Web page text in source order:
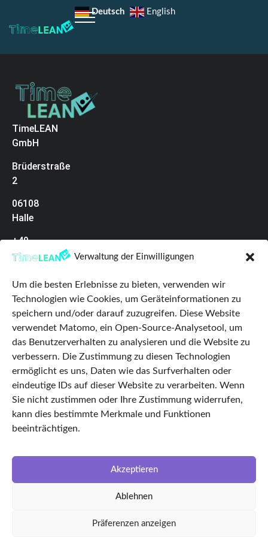
Verwaltung der Einwilligungen
Um die besten Erlebnisse zu bieten, verwenden wir
Technologien wie Cookies, um Geräteinformationen zu
speichern und/oder darauf zuzugreifen. Diese Website
verwendet Matomo, ein Open-Source-Analysetool, um
das Benutzerverhalten zu analysieren und die Website zu
verbessern. Die Zustimmung zu diesen Technologien
ermöglicht es uns, Daten wie das Surfverhalten oder
eindeutige IDs auf dieser Website zu verarbeiten. Wenn
Sie nicht zustimmen oder Ihre Zustimmung widerrufen,
kann dies bestimmte Merkmale und Funktionen
beeinträchtigen.
Akzeptieren
Ablehnen
Präferenzen anzeigen
Deutsch English
TimeLEAN
GmbH
Brüderstraße
2
06108
Halle
+49
(0)345
Impressum
AGB
Cookie Policy
Startseite
Features
TimeLEAN Login
Über uns
Facebook
kvin Ingenieursgesellschaft